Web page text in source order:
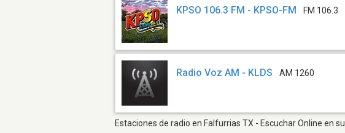
KPSO 106.3 FM - KPSO-FM FM 106.3
Radio Voz AM - KLDS AM 1260
Estaciones de radio en Falfurrias TX - Escuchar Online en